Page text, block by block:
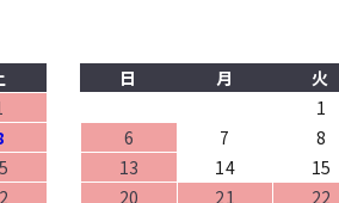
日
月 火
1
6
7 8
13
14 15
20
21 22